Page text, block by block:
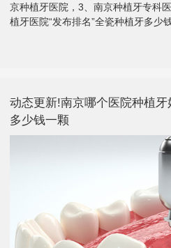
京种植牙医院，3、南京种植牙专科
植牙医院“发布排名”全瓷种植牙多少
动态更新!南京哪个医院种植
多少钱一颗